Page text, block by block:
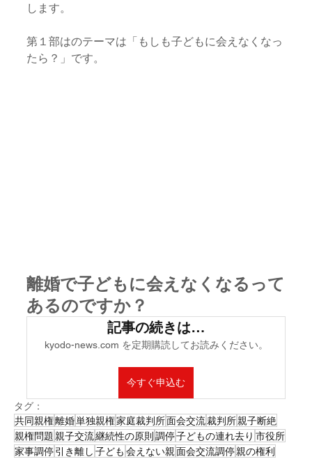
します。
第１部はのテーマは「もしも子どもに会えなくなっ
たら？」です。
離婚で子どもに会えなくなるって
あるのですか？
記事の続きは…
kyodo-news.com を定期購読してお読みください。
今すぐ申込む
タグ：
共同親権離婚単独親権家庭裁判所面会交流裁判所親子断絶
親権問題親子交流継続性の原則調停子どもの連れ去り 市役所
家事調停引き離し 子ども 会えない親面会交流調停親の権利